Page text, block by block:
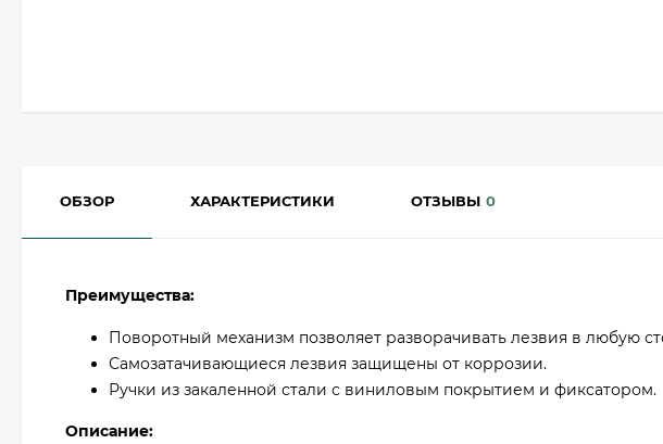
ОБЗОР ХАРАКТЕРИСТИКИ ОТЗЫВЫ 0
Преимущества:
Поворотный механизм позволяет разворачивать лезвия в любую
Самозатачивающиеся лезвия защищены от коррозии.
Ручки из закаленной стали с виниловым покрытием и фиксатором.
Описание: